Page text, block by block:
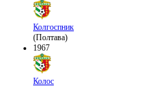
Колгоспник
(Полтава)
1967
Колос